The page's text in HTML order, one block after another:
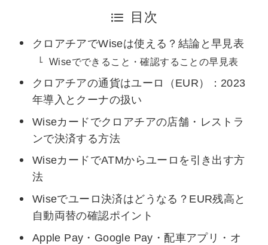
目次
クロアチアでWiseは使える？結論と早見表
Wiseでできること・確認することの早見表
クロアチアの通貨はユーロ（EUR）：2023
年導入とクーナの扱い
Wiseカードでクロアチアの店舗・レストラ
ンで決済する方法
WiseカードでATMからユーロを引き出す方
法
Wiseでユーロ決済はどうなる？EUR残高と
自動両替の確認ポイント
Apple Pay・Google Pay・配車アプリ・オ